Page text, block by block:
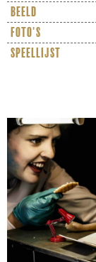
beeld
foto's
speellijst